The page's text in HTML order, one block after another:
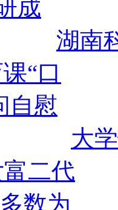
湖南
大